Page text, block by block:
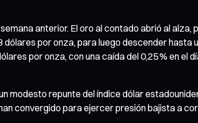
anterior. El oro al contado abrió al alza,
por onza, para luego descender hasta
por onza, con una caída del 0,25 % en el
repunte del índice dólar
convergido para ejercer presión bajista a